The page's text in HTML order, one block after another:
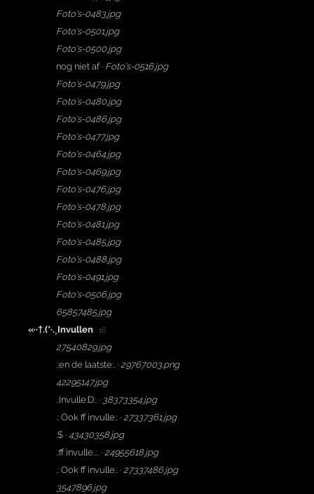
Foto's-0483.jpg
Foto's-0501.jpg
Foto's-0500.jpg
nog niet af · Foto's-0516.jpg
Foto's-0479.jpg
Foto's-0480.jpg
Foto's-0486.jpg
Foto's-0477.jpg
Foto's-0464.jpg
Foto's-0469.jpg
Foto's-0476.jpg
Foto's-0478.jpg
Foto's-0481.jpg
Foto's-0485.jpg
Foto's-0488.jpg
Foto's-0491.jpg
Foto's-0506.jpg
65857485.jpg
«··†.(*·.¸Invullen
· 16
27540829.jpg
.:en de laatste:. · 29767003.png
42295147.jpg
.:Invulle:D:. · 38373354.jpg
.: Ook ff invulle:. · 27337361.jpg
:$ · 43430358.jpg
.:ff invulle..:. · 24955618.jpg
.: Ook ff invulle:. · 27337486.jpg
3547896.jpg